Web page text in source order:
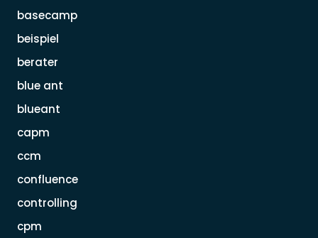
basecamp
beispiel
berater
blue ant
blueant
capm
ccm
confluence
controlling
cpm